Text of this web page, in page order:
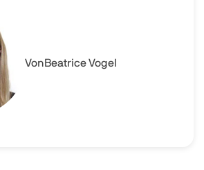
soll ich kaufen – Windows 10 Home oder
VonBeatrice Vogel